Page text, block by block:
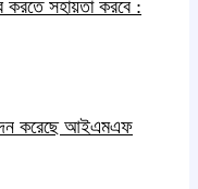
করতে সহায়তা করবে :
করেছে আইএমএফ